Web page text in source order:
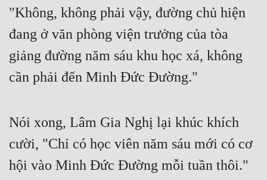
Truyện Convert
Truyện Dịch
Truyện Nhập Môn
Truyện ngắn
Cung Đấu
Cạnh Kỹ
"Không, không phải vậy, đường chủ hiện
đang ở văn phòng viện trưởng của tòa
giảng đường năm sáu khu học xá, không
cần phải đến Minh Đức Đường."
Nói xong, Lâm Gia Nghị lại khúc khích
cười, "Chỉ có học viên năm sáu mới có cơ
hội vào Minh Đức Đường mỗi tuần thôi."